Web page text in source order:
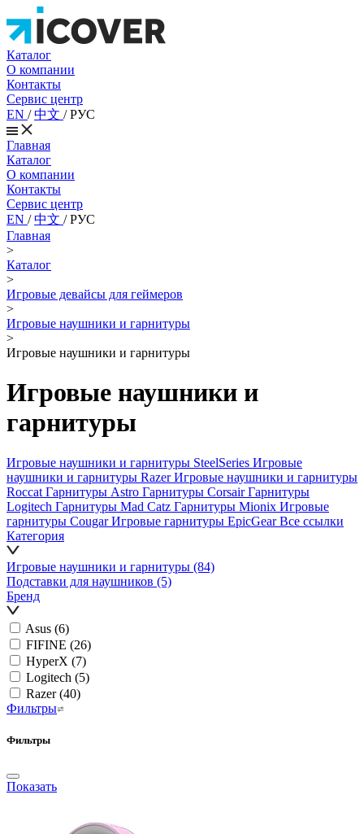
Каталог
О компании
Контакты
Сервис центр
EN /中文 /РУС
Главная
Каталог
О компании
Контакты
Сервис центр
EN /中文 /РУС
Главная
>
Каталог
>
Игровые девайсы для геймеров
>
Игровые наушники и гарнитуры
>
Игровые наушники и гарнитуры
Игровые наушники и
гарнитуры
Игровые наушники и гарнитуры SteelSeries Игровые
наушники и гарнитуры RazerИгровые наушники и гарнитуры
Roccat Гарнитуры Astro Гарнитуры CorsairГарнитуры
Logitech Гарнитуры Mad Catz Гарнитуры Mionix Игровые
гарнитуры CougarИгровые гарнитуры EpicGearВсе ссылки
Категория
Игровые наушники и гарнитуры (84)
Подставки для наушников (5)
Бренд
Asus (6)
FIFINE (26)
HyperX (7)
Logitech (5)
Razer (40)
Фильтры
Фильтры
Показать